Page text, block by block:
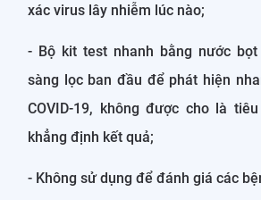
xác virus lây nhiễm lúc nào;
- Bộ kit test nhanh bằng nước
sàng lọc ban đầu để phát hiện
COVID-19, không được cho là
khẳng định kết quả;
- Không sử dụng để đánh giá các